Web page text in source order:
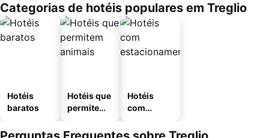
Categorias de hotéis populares em Treglio
Hotéis
baratos
Hotéis que
permitem
Hotéis
com
mento